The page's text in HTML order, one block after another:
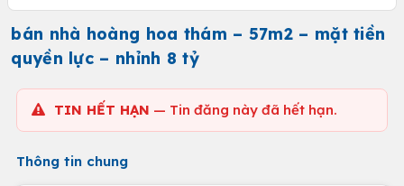
bán nhà hoàng hoa thám – 57m2 – mặt tiền
quyền lực – nhỉnh 8 tỷ
TIN HẾT HẠN — Tin đăng này đã hết hạn.
Thông tin chung